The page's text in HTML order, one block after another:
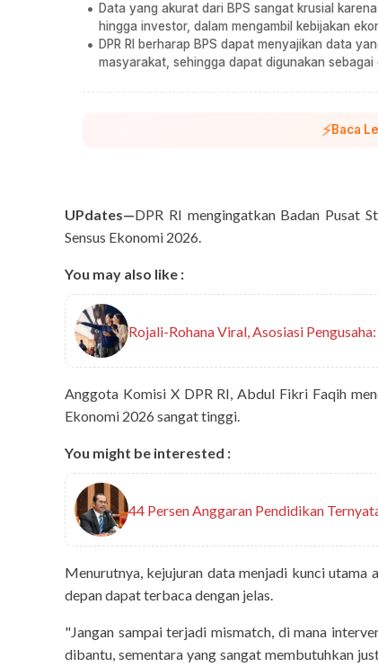
Data yang akurat dari BPS sangat krusial
hingga investor, dalam mengambil kebijakan
DPR RI berharap BPS dapat menyajikan data
masyarakat, sehingga dapat digunakan
⚡Baca
UPdates—DPR RI mengingatkan Badan Pusat
Sensus Ekonomi 2026.
You may also like :
Rojali-Rohana Viral, Asosiasi
Anggota Komisi X DPR RI, Abdul Fikri Faqih
Ekonomi 2026 sangat tinggi.
You might be interested :
44 Persen Anggaran Pendidikan
Menurutnya, kejujuran data menjadi kunci
depan dapat terbaca dengan jelas.
"Jangan sampai terjadi mismatch, di mana
dibantu, sementara yang sangat membutuhkan